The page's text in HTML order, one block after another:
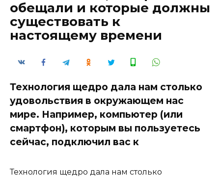
обещали и которые должны
существовать к
настоящему времени
Технология щедро дала нам столько
удовольствия в окружающем нас
мире. Например, компьютер (или
смартфон), которым вы пользуетесь
сейчас, подключил вас к
Технология щедро дала нам столько